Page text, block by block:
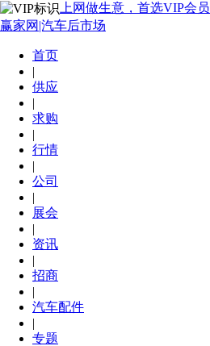
上网做生意，首选VIP会员
赢家网|汽车后市场
首页
|
供应
|
求购
|
行情
|
公司
|
展会
|
资讯
|
招商
|
汽车配件
|
专题